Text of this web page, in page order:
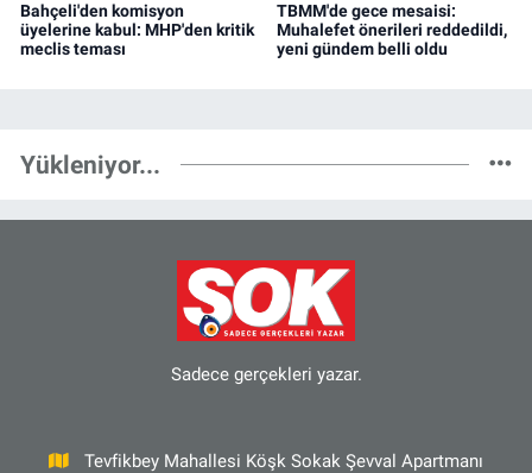
Bahçeli'den komisyon
üyelerine kabul: MHP'den kritik
meclis teması
TBMM'de gece mesaisi:
Muhalefet önerileri reddedildi,
yeni gündem belli oldu
Yükleniyor...
Sadece gerçekleri yazar.
Tevfikbey Mahallesi Köşk Sokak Şevval Apartmanı